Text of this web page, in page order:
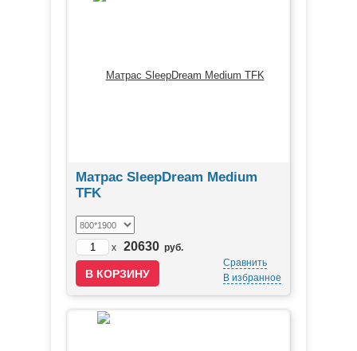
Матрас SleepDream Medium
TFK
x 20630 руб.
Сравнить
В избранное